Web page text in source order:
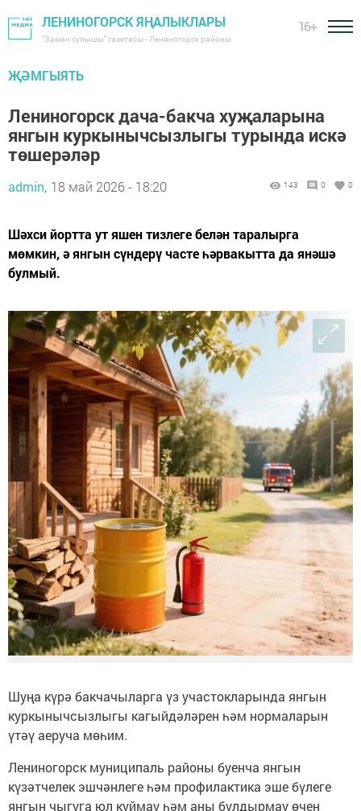
ЛЕНИНОГОРСК ЯҢАЛЫКЛАРЫ
"Заман сулышы" газетасы - Лениногорск районы
16+
ҖӘМГЫЯТЬ
Лениногорск дача-бакча хуҗаларына
янгын куркынычсызлыгы турында искә
төшерәләр
admin, 18 май 2026 - 18:20 143 0 0
Шәхси йортта ут яшен тизлеге белән таралырга
мөмкин, ә янгын сүндерү часте һәрвакытта да янәшә
булмый.
Шуңа күрә бакчачыларга үз участокларында янгын
куркынычсызлыгы кагыйдәләрен һәм нормаларын
үтәү аеруча мөһим.
Лениногорск муниципаль районы буенча янгын
күзәтчелек эшчәнлеге һәм профилактика эше бүлеге
янгын чыгуга юл куймау һәм аны булдырмау өчен